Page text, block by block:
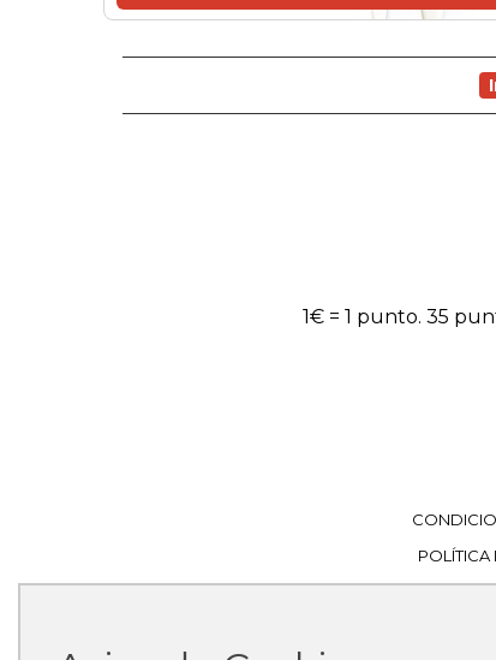
1€ = 1 punto. 35
POLÍTICA